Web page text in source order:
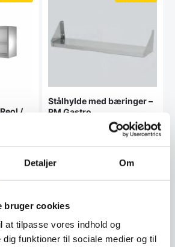
Detaljer Om
bruger cookies
at tilpasse vores indhold og
dig funktioner til sociale medier og til
/
–
DKK.
Stålhylde med bæringer –
RM Gastro
Bredde (mm): 600 Dybde (mm):
300 Højde (mm): 30 Udført i
519,00 DKK.
aktuelle
er:
316,41 DKK.
Vi prismatcher